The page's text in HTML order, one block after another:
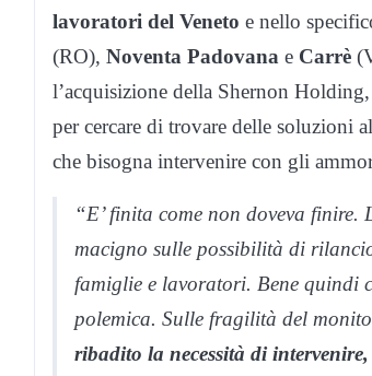
lavoratori del Veneto e nello
(RO), Noventa Padovana e Carrè
l’acquisizione della Shernon
per cercare di trovare delle soluzioni
che bisogna intervenire con gli
“E’ finita come non doveva
macigno sulle possibilità di
famiglie e lavoratori. Bene quindi
polemica. Sulle fragilità del
ribadito la necessità di